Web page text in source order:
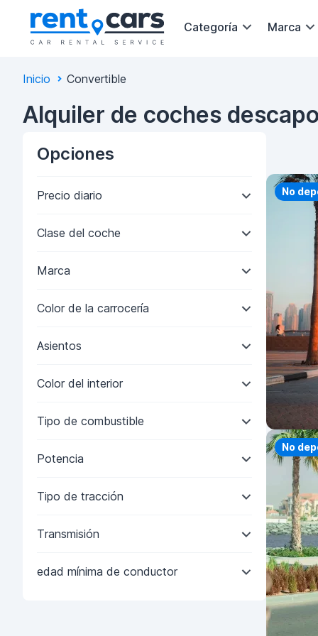
Categoría Marca
Inicio Convertible
Alquiler de coches
Opciones
Precio diario
Clase del coche
Marca
Color de la carrocería
Asientos
Color del interior
Tipo de combustible
Potencia
Tipo de tracción
Transmisión
edad mínima de conductor
No
No